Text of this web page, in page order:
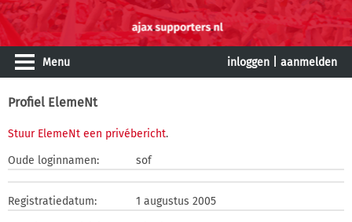
Menu inloggen aanmelden
Profiel ElemeNt
Stuur ElemeNt een privébericht.
Oude loginnamen:
sof
Registratiedatum: 1 augustus 2005